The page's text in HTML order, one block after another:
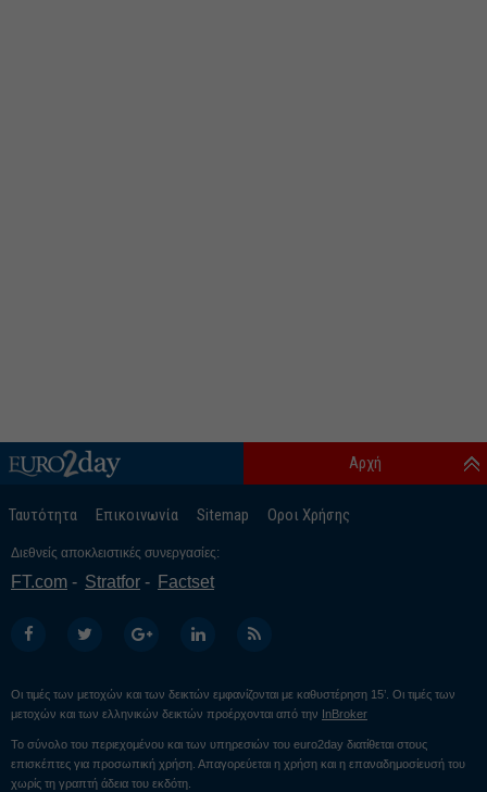
Ταυτότητα Επικοινωνία Sitemap Οροι Χρήσης
Αρχή
Διεθνείς αποκλειστικές συνεργασίες:
FT.com Stratfor Factset
Οι τιμές των μετοχών και των δεικτών εμφανίζονται με καθυστέρηση 15’. Οι τιμές των
μετοχών και των ελληνικών δεικτών προέρχονται από την InBroker
Το σύνολο του περιεχομένου και των υπηρεσιών του euro2day διατίθεται στους
επισκέπτες για προσωπική χρήση. Απαγορεύεται η χρήση και η επαναδημοσίευσή του
χωρίς τη γραπτή άδεια του εκδότη.